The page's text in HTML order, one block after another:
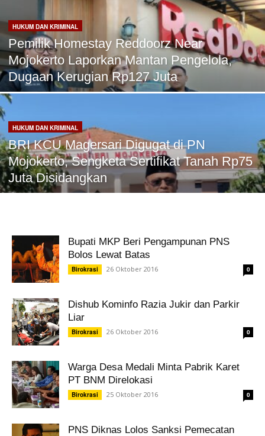
HUKUM DAN KRIMINAL
Pemilik Homestay Reddoorz Near
Mojokerto Laporkan Mantan Pengelola,
Dugaan Kerugian Rp127 Juta
HUKUM DAN KRIMINAL
BRI KCU Magersari Digugat di PN
Mojokerto, Sengketa Sertifikat Tanah Rp75
Juta Disidangkan
Bupati MKP Beri Pengampunan PNS
Bolos Lewat Batas
Birokrasi 26 Oktober 2016 0
Dishub Kominfo Razia Jukir dan Parkir
Liar
Birokrasi 26 Oktober 2016 0
Warga Desa Medali Minta Pabrik Karet
PT BNM Direlokasi
Birokrasi 25 Oktober 2016 0
PNS Diknas Lolos Sanksi Pemecatan